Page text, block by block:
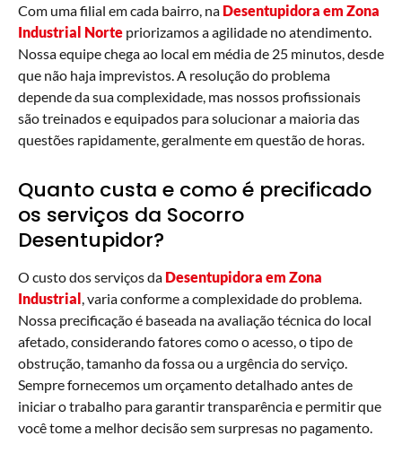
Com uma filial em cada bairro, na Desentupidora em Zona
Industrial Norte priorizamos a agilidade no atendimento.
Nossa equipe chega ao local em média de 25 minutos, desde
que não haja imprevistos. A resolução do problema
depende da sua complexidade, mas nossos profissionais
são treinados e equipados para solucionar a maioria das
questões rapidamente, geralmente em questão de horas.
Quanto custa e como é precificado
os serviços da Socorro
Desentupidor?
O custo dos serviços da Desentupidora em Zona
Industrial, varia conforme a complexidade do problema.
Nossa precificação é baseada na avaliação técnica do local
afetado, considerando fatores como o acesso, o tipo de
obstrução, tamanho da fossa ou a urgência do serviço.
Sempre fornecemos um orçamento detalhado antes de
iniciar o trabalho para garantir transparência e permitir que
você tome a melhor decisão sem surpresas no pagamento.